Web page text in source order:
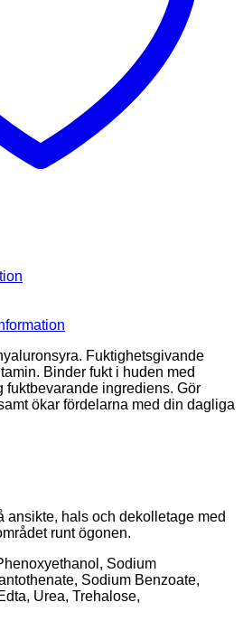
Fuktighetsgivande
Binder fukt i huden med
fuktbevarande ingrediens. Gör
ökar fördelarna med din dagliga
ansikte, hals och dekolletage med
runt ögonen.
Sodium
Sodium Benzoate,
Urea, Trehalose,